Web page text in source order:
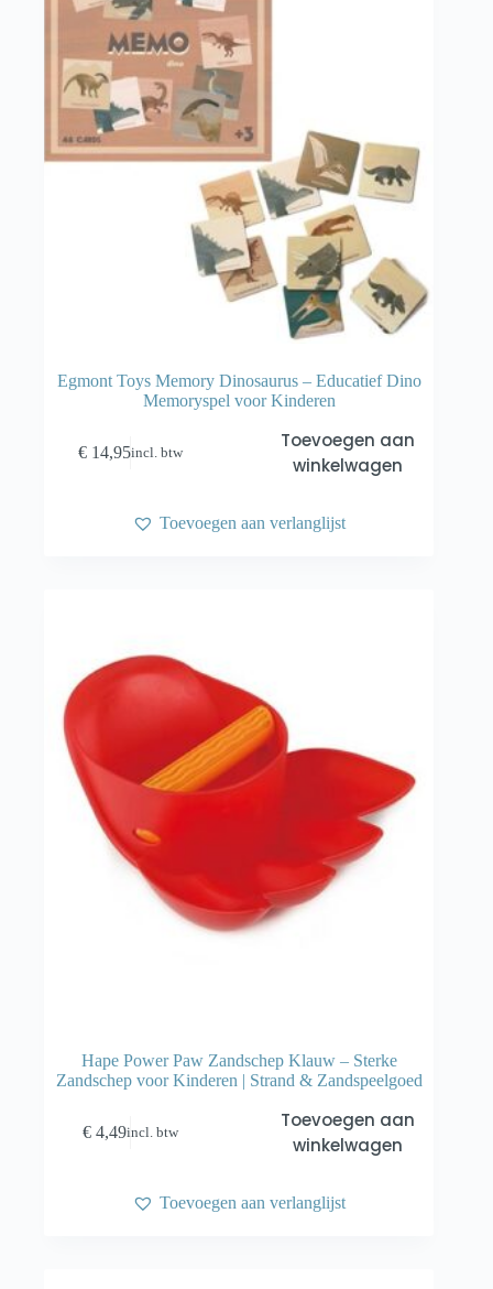
Egmont Toys Memory Dinosaurus – Educatief Dino
Memoryspel voor Kinderen
€ 14,95incl. btw
Toevoegen aan
winkelwagen
Toevoegen aan verlanglijst
Hape Power Paw Zandschep Klauw – Sterke
Zandschep voor Kinderen | Strand & Zandspeelgoed
€ 4,49incl. btw
Toevoegen aan
winkelwagen
Toevoegen aan verlanglijst